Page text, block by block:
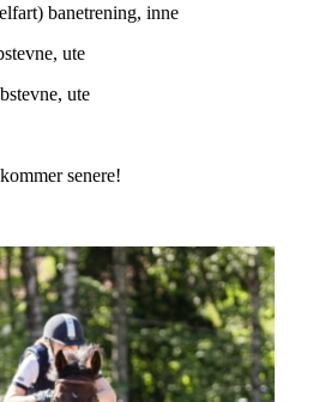
banetrening, inne
ute
ute
senere!